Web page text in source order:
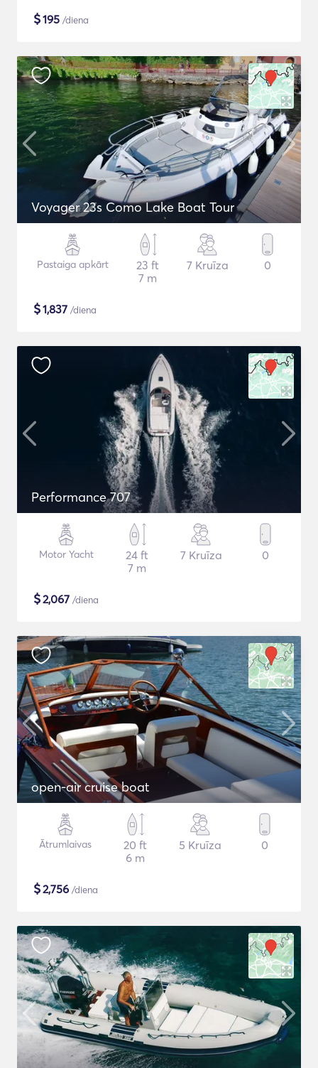
$195 /diena
Voyager 23s Como Lake Boat Tour
Pastaiga apkārt
23 ft
7 m
7 Kruīza 0
$1,837 /diena
Performance 707
Motor Yacht
24 ft
7 m
7 Kruīza 0
$2,067 /diena
open-air cruise boat
Ātrumlaivas
20 ft
6 m
5 Kruīza 0
$2,756 /diena